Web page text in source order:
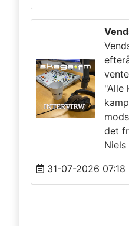
"Alle
det
31-07-2026